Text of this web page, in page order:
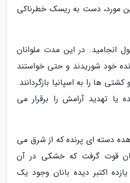
مورد، دست به ریسک خطرناکی
انجامید. در این مدت ملوانان
خود شوریدند و حتی خواستند
ها را به اسپانیا بازگردانند.
یا تهدید آرامش را برقرار می
دسته ای پرنده که از شرق می
قوت گرفت که خشکی در آن
اکتبر دیده بانان وجود یک